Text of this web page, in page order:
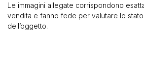
Le immagini allegate corrispondono
vendita e fanno fede per valutare lo
dell’oggetto.